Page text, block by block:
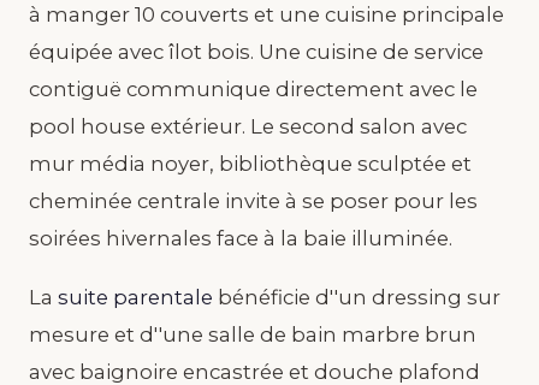
à manger 10 couverts et une cuisine principale
équipée avec îlot bois. Une cuisine de service
contiguë communique directement avec le
pool house extérieur. Le second salon avec
mur média noyer, bibliothèque sculptée et
cheminée centrale invite à se poser pour les
soirées hivernales face à la baie illuminée.
La suite parentale bénéficie d''un dressing sur
mesure et d''une salle de bain marbre brun
avec baignoire encastrée et douche plafond